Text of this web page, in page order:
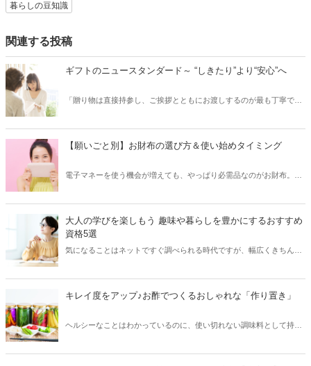
暮らしの豆知識
関連する投稿
ギフトのニュースタンダード～ “しきたり”より“安心”へ
「贈り物は直接持参し、ご挨拶とともにお渡しするのが最も丁寧で
のひとつと言っていいでしょう。今回は、ギフトのニュースタンダー
ドについて、お相手に安心して喜んでいただける贈り方や、おすすめ
【願いごと別】お財布の選び方＆使い始めタイミング
電子マネーを使う機会が増えても、やっぱり必需品なのがお財布。お
れたら、運気が高まりやすいタイミングでデビューさせたいですよ
ね。今回は、お財布を使い始めるのにおすすめのタイミングや、願い
ごと別の開運カラー7色+αを紹介します。
大人の学びを楽しもう 趣味や暮らしを豊かにするおすすめ
資格5選
気になることはネットですぐ調べられる時代ですが、幅広くきちんと
資格・おすすめの資格をご紹介します。
キレイ度をアップ♪お酢でつくるおしゃれな「作り置き」
ヘルシーなことはわかっているのに、使い切れない調味料として持て